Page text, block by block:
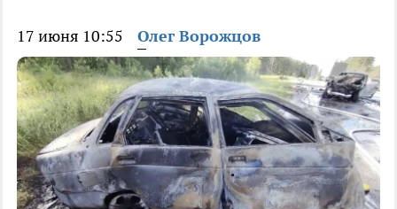
17 июня 10:55 Олег Ворожцов